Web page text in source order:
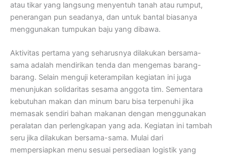
atau tikar yang langsung menyentuh tanah atau rumput,
penerangan pun seadanya, dan untuk bantal biasanya
menggunakan tumpukan baju yang dibawa.
Aktivitas pertama yang seharusnya dilakukan bersama-
sama adalah mendirikan tenda dan mengemas barang-
barang. Selain menguji keterampilan kegiatan ini juga
menunjukan solidaritas sesama anggota tim. Sementara
kebutuhan makan dan minum baru bisa terpenuhi jika
memasak sendiri bahan makanan dengan menggunakan
peralatan dan perlengkapan yang ada. Kegiatan ini tambah
seru jika dilakukan bersama-sama. Mulai dari
mempersiapkan menu sesuai persediaan logistik yang